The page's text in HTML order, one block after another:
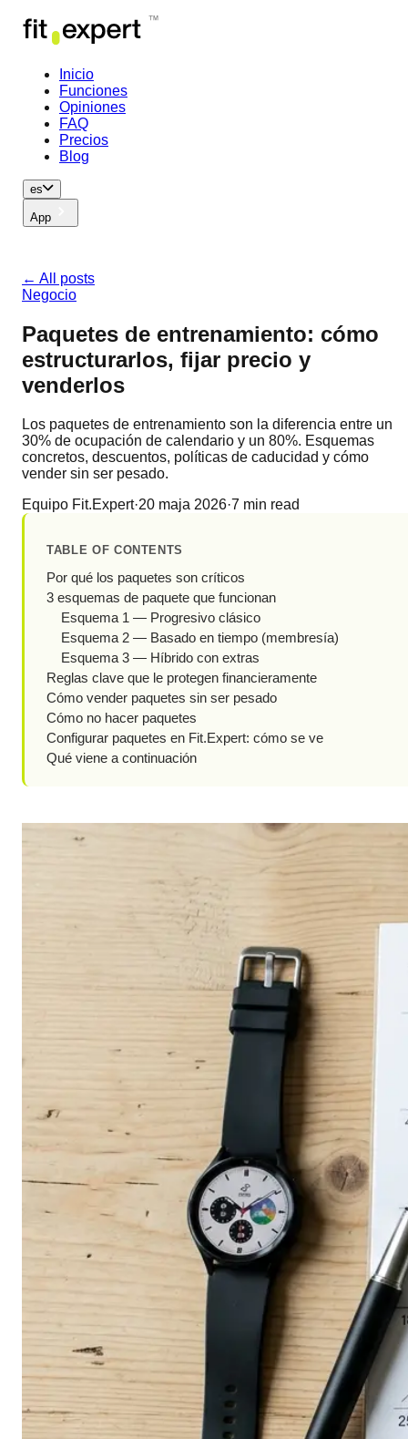
Inicio
Funciones
Opiniones
FAQ
Precios
Blog
es
App
← All posts
Negocio
Paquetes de entrenamiento: cómo
estructurarlos, fijar precio y
venderlos
Los paquetes de entrenamiento son la diferencia entre un
30% de ocupación de calendario y un 80%. Esquemas
concretos, descuentos, políticas de caducidad y cómo
vender sin ser pesado.
Equipo Fit.Expert·20 maja 2026·7 min read
TABLE OF CONTENTS
Por qué los paquetes son críticos
3 esquemas de paquete que funcionan
Esquema 1 — Progresivo clásico
Esquema 2 — Basado en tiempo (membresía)
Esquema 3 — Híbrido con extras
Reglas clave que le protegen financieramente
Cómo vender paquetes sin ser pesado
Cómo no hacer paquetes
Configurar paquetes en Fit.Expert: cómo se ve
Qué viene a continuación